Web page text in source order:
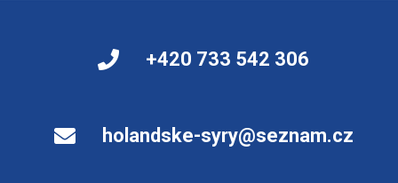
+420 733 542 306
holandske-syry@seznam.cz